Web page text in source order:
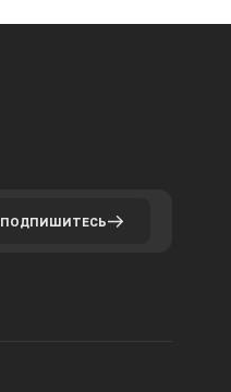
ПОДПИШИТЕСЬ